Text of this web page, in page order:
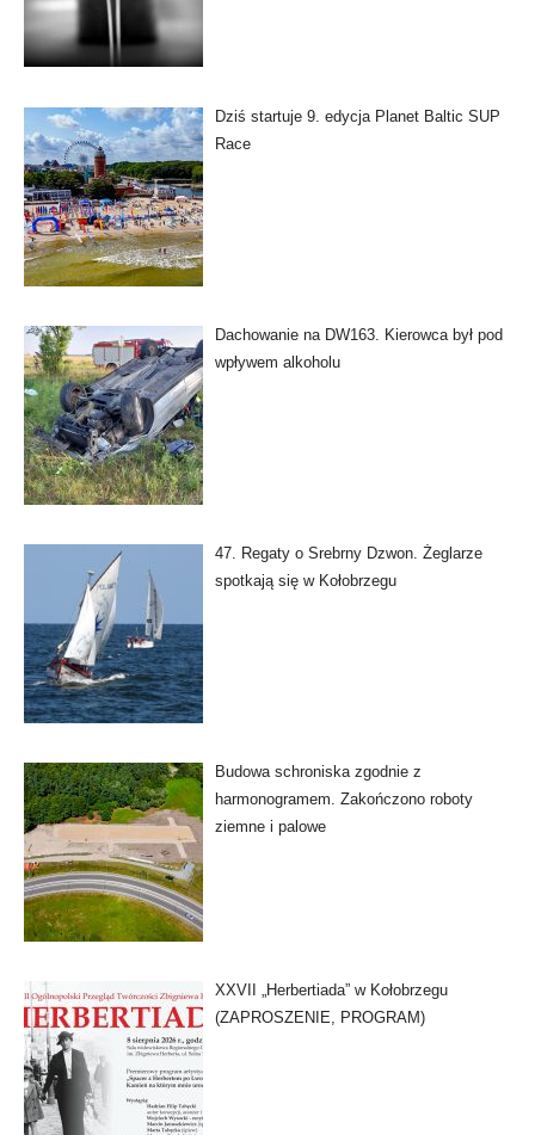
Dziś startuje 9. edycja Planet Baltic SUP
Race
Dachowanie na DW163. Kierowca był pod
wpływem alkoholu
47. Regaty o Srebrny Dzwon. Żeglarze
spotkają się w Kołobrzegu
Budowa schroniska zgodnie z
harmonogramem. Zakończono roboty
ziemne i palowe
XXVII „Herbertiada” w Kołobrzegu
(ZAPROSZENIE, PROGRAM)